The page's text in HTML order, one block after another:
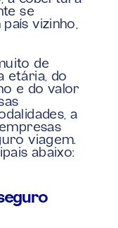
se
vizinho,
de
etária, do
e do valor
a
viagem.
abaixo: